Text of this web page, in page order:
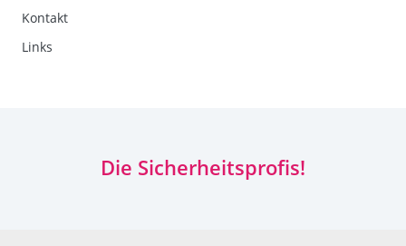
Kontakt
Links
Die Sicherheitsprofis!